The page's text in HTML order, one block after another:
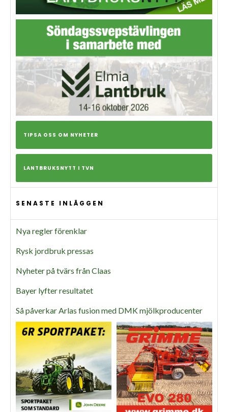
TIPSA OSS OM NYHETER
LANTBRUKSNYTT I TVN
SENASTE INLÄGGEN
Nya regler förenklar
Rysk jordbruk pressas
Nyheter på tvärs från Claas
Bayer lyfter resultatet
Så påverkar Arlas fusion med DMK mjölkproducenter